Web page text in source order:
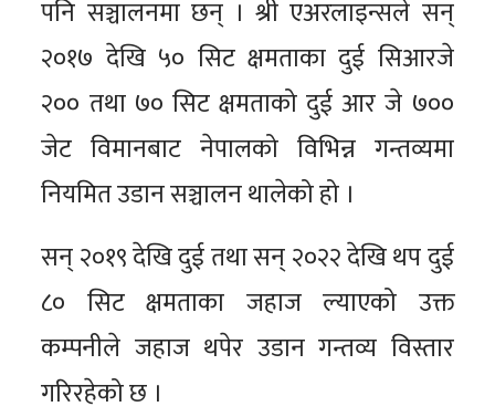
पनि सञ्चालनमा छन् । श्री एअरलाइन्सले सन्
२०१७ देखि ५० सिट क्षमताका दुई सिआरजे
२०० तथा ७० सिट क्षमताको दुई आर जे ७००
जेट विमानबाट नेपालको विभिन्न गन्तव्यमा
नियमित उडान सञ्चालन थालेको हो ।
सन् २०१९ देखि दुई तथा सन् २०२२ देखि थप दुई
८० सिट क्षमताका जहाज ल्याएको उक्त
कम्पनीले जहाज थपेर उडान गन्तव्य विस्तार
गरिरहेको छ ।